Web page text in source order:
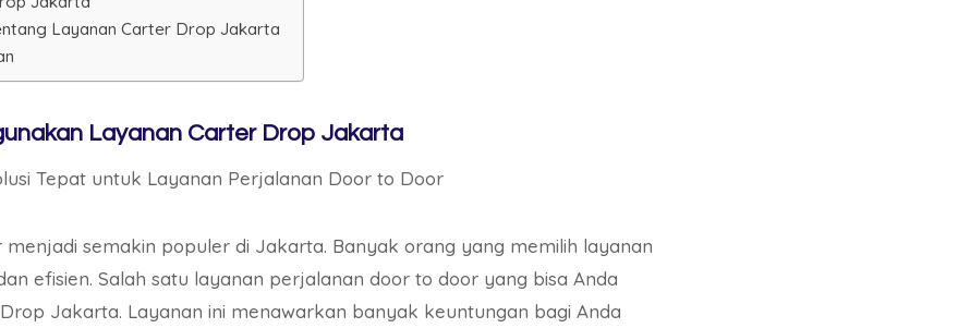
Layanan Carter Drop Jakarta
Layanan Carter Drop Jakarta
Tepat untuk Layanan Perjalanan Door to Door
semakin populer di Jakarta. Banyak orang yang memilih layanan
efisien. Salah satu layanan perjalanan door to door yang bisa Anda
Jakarta. Layanan ini menawarkan banyak keuntungan bagi Anda